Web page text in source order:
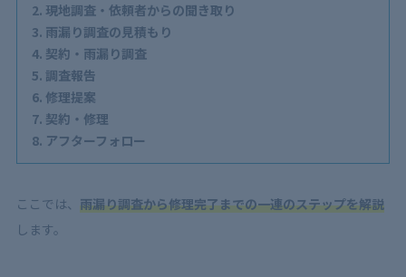
6 雨漏りの調査依頼は早急に！補修まで頼める業者へ！
現地調査・依頼者からの聞き取り
雨漏り調査の見積もり
契約・雨漏り調査
調査報告
修理提案
契約・修理
アフターフォロー
ここでは、 雨漏り調査から修理完了までの一連のステップを解説
します。